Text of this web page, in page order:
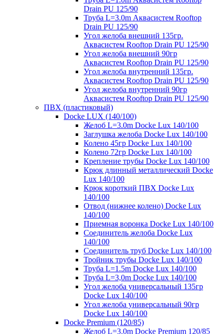
Drain PU 125/90
Труба L=3.0m Аквасистем Rooftop
Drain PU 125/90
Угол желоба внешний 135гр.
Аквасистем Rooftop Drain PU 125/90
Угол желоба внешний 90гр
Аквасистем Rooftop Drain PU 125/90
Угол желоба внутренний 135гр.
Аквасистем Rooftop Drain PU 125/90
Угол желоба внутренний 90гр
Аквасистем Rooftop Drain PU 125/90
ПВХ (пластиковый)
Docke LUX (140/100)
Желоб L=3.0m Docke Lux 140/100
Заглушка желоба Docke Lux 140/100
Колено 45гр Docke Lux 140/100
Колено 72гр Docke Lux 140/100
Крепление трубы Docke Lux 140/100
Крюк длинный металлический Docke
Lux 140/100
Крюк короткий ПВХ Docke Lux
140/100
Отвод (нижнее колено) Docke Lux
140/100
Приемная воронка Docke Lux 140/100
Соединитель желоба Docke Lux
140/100
Соединитель труб Docke Lux 140/100
Тройник трубы Docke Lux 140/100
Труба L=1.5m Docke Lux 140/100
Труба L=3,0m Docke Lux 140/100
Угол желоба универсальный 135гр
Docke Lux 140/100
Угол желоба универсальный 90гр
Docke Lux 140/100
Docke Premium (120/85)
Желоб L=3.0m Docke Premium 120/85